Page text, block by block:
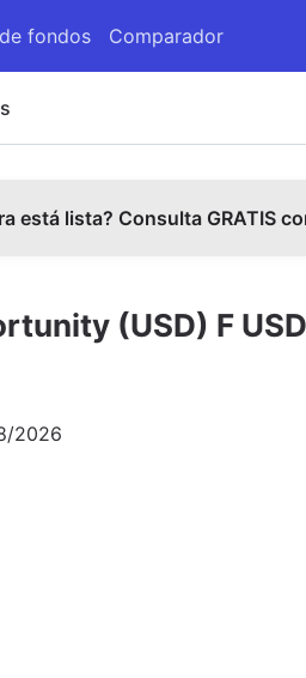
fondos Comparador
está lista? Consulta GRATIS
(USD) F USD
2026